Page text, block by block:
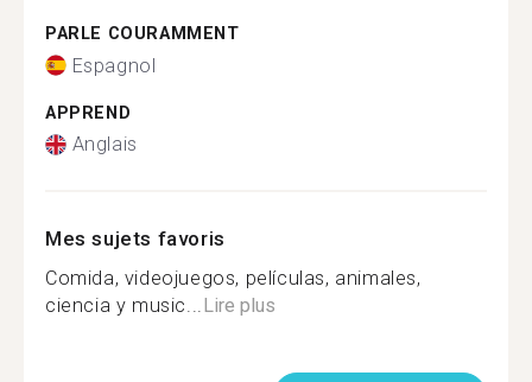
PARLE COURAMMENT
Espagnol
APPREND
Anglais
Mes sujets favoris
Comida, videojuegos, películas, animales,
ciencia y music...Lire plus